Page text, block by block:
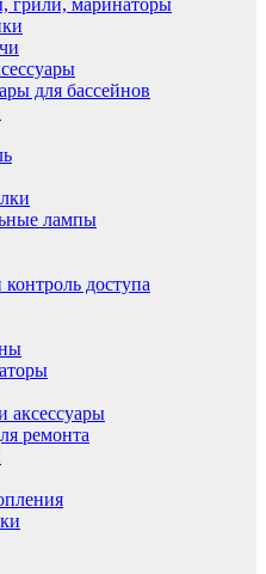
грили, маринаторы
для бассейнов
лампы
доступа
ремонта